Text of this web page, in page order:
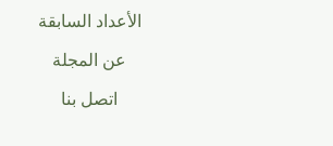
الأعداد السابقة
عن المجلة
اتصل بنا